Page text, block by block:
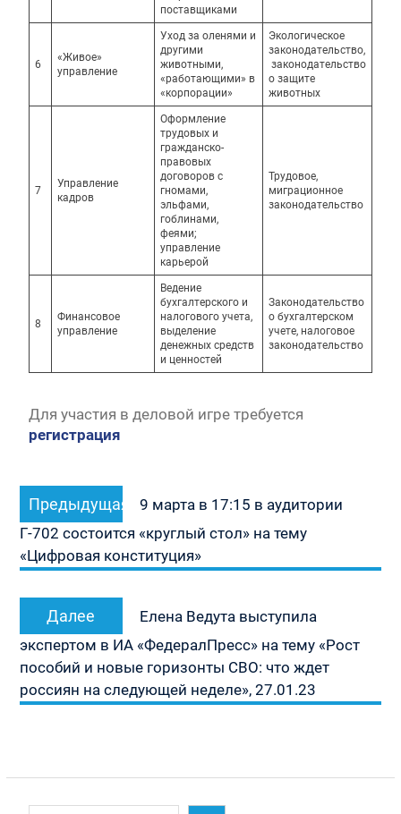
поставщиками
6
«Живое»
управление
Уход за оленями и
другими
животными,
«работающими» в
«корпорации»
Экологическое
законодательство,
законодательство
о защите
животных
7
Управление
кадров
Оформление
трудовых и
гражданско-
правовых
договоров с
гномами,
эльфами,
гоблинами,
феями;
управление
карьерой
Трудовое,
миграционное
законодательство
8
Финансовое
управление
Ведение
бухгалтерского и
налогового учета,
выделение
денежных средств
и ценностей
Законодательство
о бухгалтерском
учете, налоговое
законодательство
Для участия в деловой игре требуется
регистрация
по
записям
Предыдущая
запись:
9 марта в 17:15 в аудитории
Г-702 состоится «круглый стол» на тему
«Цифровая конституция»
Далее
запись:
Елена Ведута выступила
экспертом в ИА «ФедералПресс» на тему «Рост
пособий и новые горизонты СВО: что ждет
россиян на следующей неделе», 27.01.23